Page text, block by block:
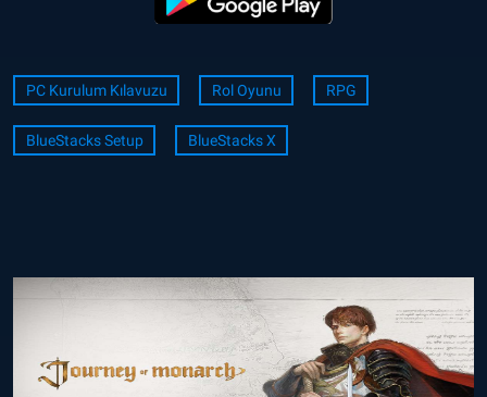
PC Kurulum Kılavuzu Rol Oyunu RPG
BlueStacks Setup BlueStacks X